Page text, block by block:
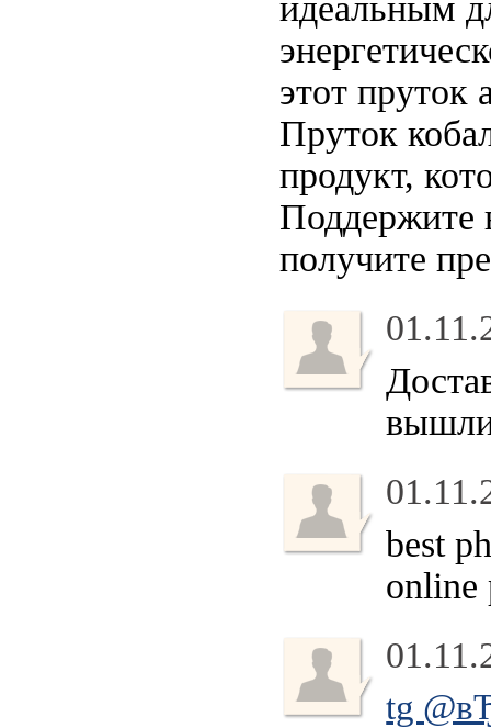
идеальным
этот пруток
Пруток
продукт,
Поддержите
получите
best
online
tg